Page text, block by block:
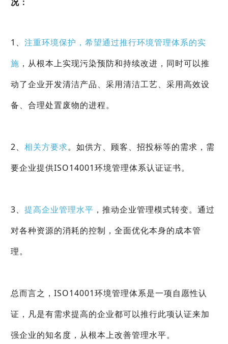
1、 注重环境保护，希望通过推行环境管理体系的实
施 ，从根本上实现污染预防和持续改进，同时可以推
动了企业开发清洁产品、采用清洁工艺、采用高效设
备、合理处置废物的进程。
2、 相关方要求。如供方、顾客、招投标等的需求，需
要企业提供ISO14001环境管理体系认证证书。
3、 提高企业管理水平 ，推动企业管理模式转变。通过
对各种资源的消耗的控制，全面优化本身的成本管
理。
总而言之，ISO14001环境管理体系是一项自愿性认
证，凡是有需求提高的企业都可以推行此项认证来加
强企业的知名度，从根本上改善管理水平。